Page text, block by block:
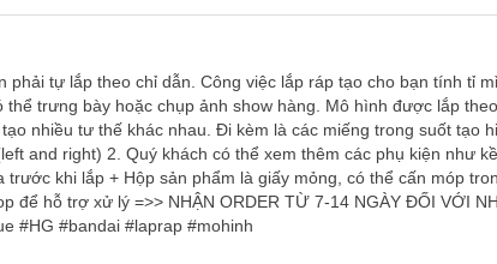
tự lắp theo chỉ dẫn. Công việc lắp ráp tạo cho bạn tính tỉ
trưng bày hoặc chụp ảnh show hàng. Mô hình được lắp
nhiều tư thế khác nhau. Đi kèm là các miếng trong suốt tạo
and right) 2. Quý khách có thể xem thêm các phụ kiện như
khi lắp + Hộp sản phẩm là giấy mỏng, có thể cấn móp
để hỗ trợ xử lý =>> NHẬN ORDER TỪ 7-14 NGÀY ĐỐI VỚI
#HG #bandai #laprap #mohinh